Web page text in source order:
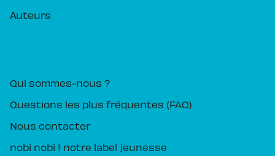
Auteurs
Qui sommes-nous ?
Questions les plus fréquentes (FAQ)
Nous contacter
nobi nobi ! notre label jeunesse